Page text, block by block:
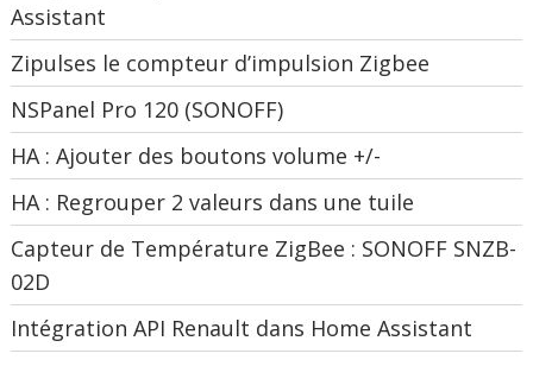
Assistant
Zipulses le compteur d’impulsion Zigbee
NSPanel Pro 120 (SONOFF)
HA : Ajouter des boutons volume +/-
HA : Regrouper 2 valeurs dans une tuile
Capteur de Température ZigBee : SONOFF SNZB-
02D
Intégration API Renault dans Home Assistant